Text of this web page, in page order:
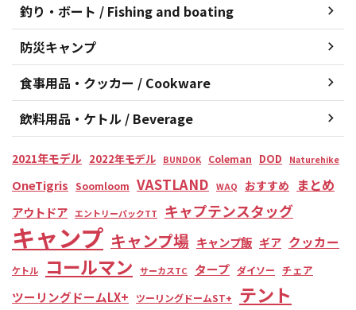
釣り・ボート / Fishing and boating
防災キャンプ
食事用品・クッカー / Cookware
飲料用品・ケトル / Beverage
2021年モデル 2022年モデル BUNDOK Coleman DOD Naturehike
OneTigris Soomloom VASTLAND WAQ おすすめ まとめ
アウトドア エントリーパックTT キャプテンスタッグ
キャンプ キャンプ場 キャンプ飯 ギア クッカー
ケトル コールマン サーカスTC タープ ダイソー チェア
ツーリングドームLX+ ツーリングドームST+ テント